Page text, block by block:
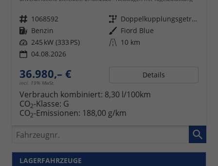
Fahrzeugnr. 1068592 Getriebe
Doppelkupplungsgetriebe (DSG)
Kraftstoff Benzin Außenfarbe Fiord Blue
Leistung 245 kW (333 PS) Kilometerstand 10 km
04.08.2026
36.980,– €
incl. 19% MwSt.
Details
Verbrauch kombiniert: 8,30 l/100km
CO2-Klasse: G
CO2-Emissionen: 188,00 g/km
Fahrzeugnr.
LAGERFAHRZEUGE